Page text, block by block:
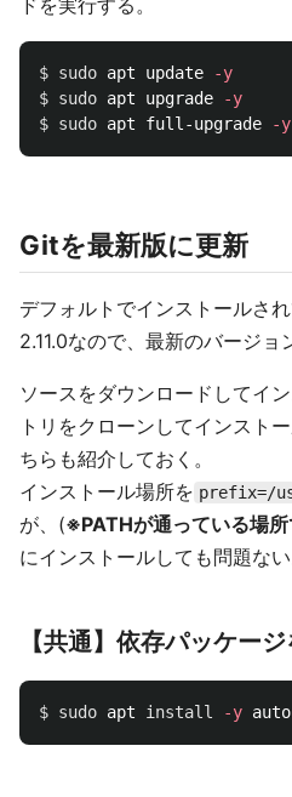
ドを実行する。
$ sudo apt update
-y
$ sudo apt upgrade
-y
$ sudo apt full-upgrade -y
Gitを最新版に更新
デフォルトでインストールさ
2.11.0なので、最新のバージョ
ソースをダウンロードしてイ
トリをクローンしてインスト
ちらも紹介しておく。
インストール場所を prefix=/
が、(※PATHが通っている場
にインストールしても問題ない
【共通】依存パッケー
$ sudo apt install -y